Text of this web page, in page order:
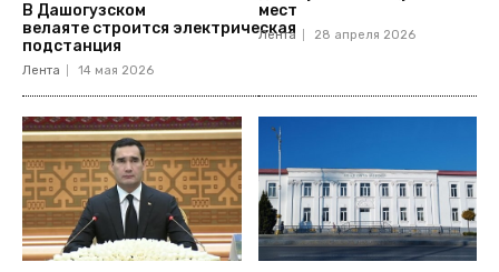
В Дашогузском
велаяте строится электрическая
подстанция
Лента 14 мая 2026
мест
Лента 28 апреля 2026